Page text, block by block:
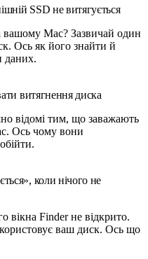
SSD не витягується
вашому Mac? Зазвичай один
Ось як його знайти й
даних.
витягнення диска
відомі тим, що заважають
Ось чому вони
коли нічого не
вікна Finder не відкрито.
ваш диск. Ось що